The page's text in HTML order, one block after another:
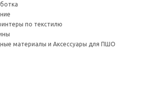
по текстилю
материалы и Аксессуары для ПШО